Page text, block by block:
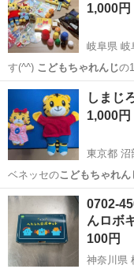
堂筋線の江坂駅からの徒歩
1,000円
岐阜県 岐
す(^^) こどもちゃれんじの
に入会したい…
岐阜 岐阜市 おも
しまじ
1,000円
東京都 沼
ベネッセのこどもちゃれん
東京 大田区 沼部
0702-
んロボ
100円
神奈川県